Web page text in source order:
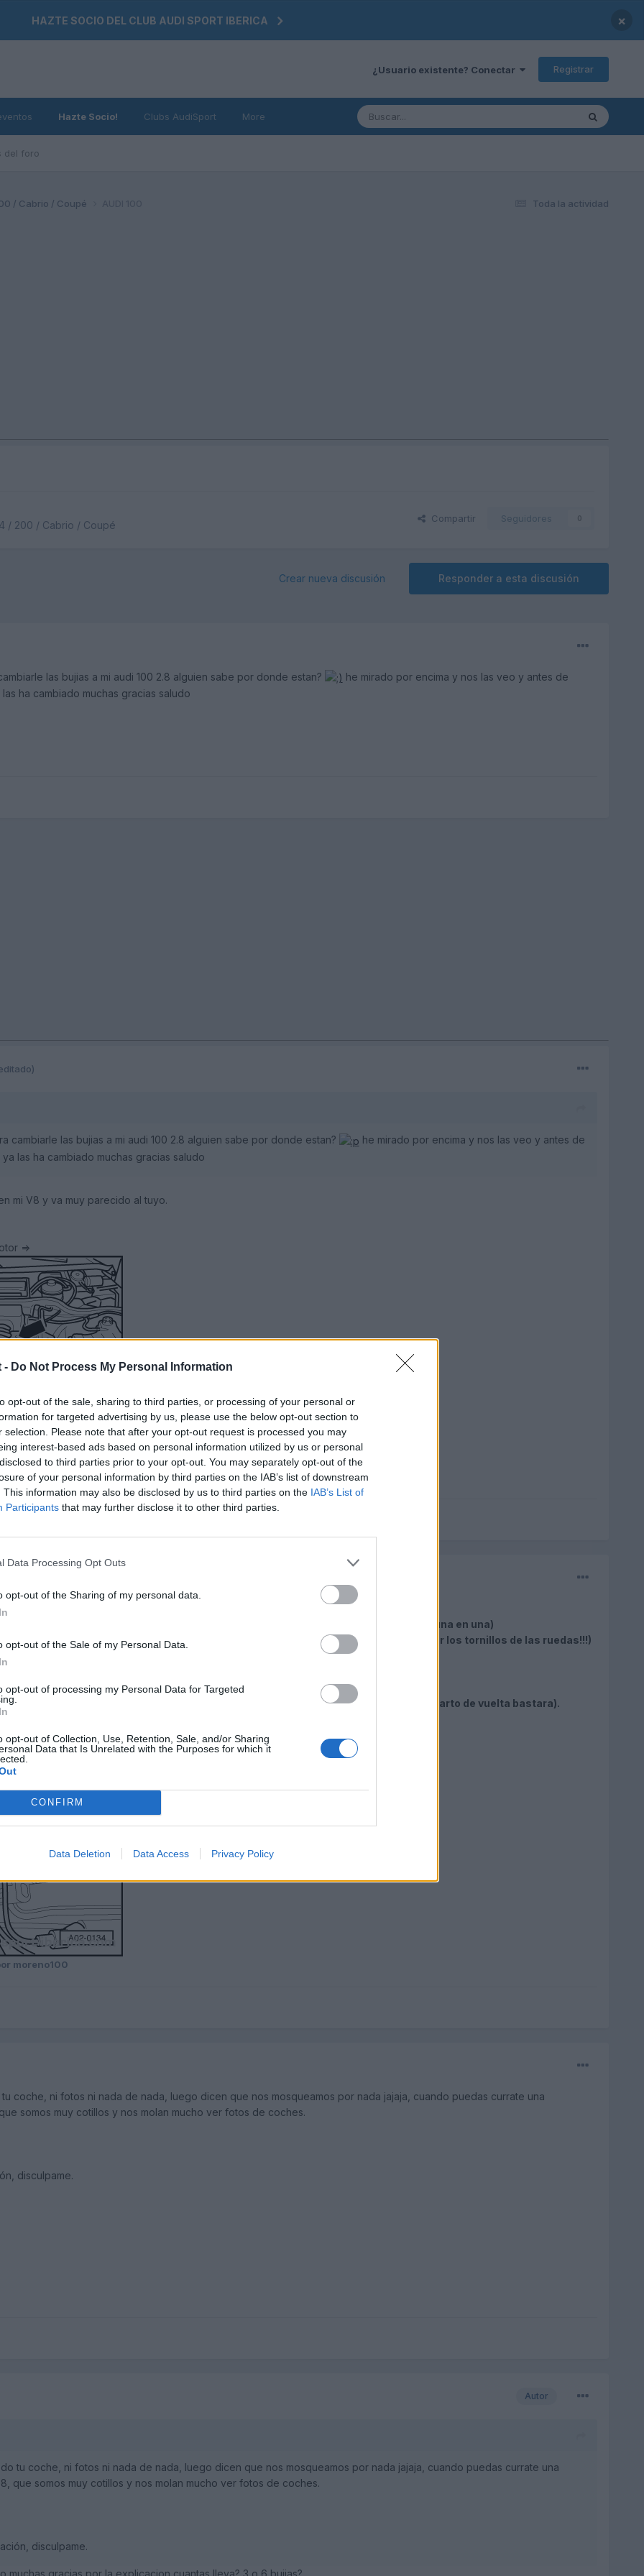
- Do Not Process My Personal Information
opt-out of the sale, sharing to third parties, or processing of your personal or
for targeted advertising by us, please use the below opt-out section to
selection. Please note that after your opt-out request is processed you may
interest-based ads based on personal information utilized by us or personal
to third parties prior to your opt-out. You may separately opt-out of the
of your personal information by third parties on the IAB’s list of downstream
This information may also be disclosed by us to third parties on the IAB’s List of
Participants that may further disclose it to other third parties.
Data Processing Opt Outs
opt-out of the Sharing of my personal data.
opt-out of the Sale of my Personal Data.
opt-out of processing my Personal Data for Targeted
opt-out of Collection, Use, Retention, Sale, and/or Sharing
Data that Is Unrelated with the Purposes for which it
CONFIRM
Data Deletion Data Access Privacy Policy
HAZTE SOCIO DEL CLUB AUDI SPORT IBERICA ×
¿Usuario existente? Conectar Registrar
del foro
Hazte Socio! Clubs AudiSport More
Toda la actividad
/ Cabrio / Coupé
/ 200 / Cabrio / Coupé
Compartir Seguidores 0
Responder a esta discusión
Crear nueva discusión
las bujias a mi audi 100 2.8 alguien sabe por donde estan?
he mirado por encima y nos las veo y antes de
ha cambiado muchas gracias saludo
cambiarle las bujias a mi audi 100 2.8 alguien sabe por donde estan?
he mirado por encima y nos las veo y antes de
las ha cambiado muchas gracias saludo
mi V8 y va muy parecido al tuyo.
=>
moreno100
el tubo de aspiración de aire -1- entre el filtro de aire y la unidad de la mariposa
desenchufar los conectores - flechas- de las bujías.
(Yo te aconsejo ir quitando de una en una)
utilizando la llave de bujías 3122 B.
(Esta llave la encuentras en la llave de quitar los tornillos de las ruedas!!!)
(Yo te aconsejo engrasar un poco la rosca de la nueva bujia)
los cables de encendido y los capuchones de bujías.
30 Nm (si no tienes dinamometrica, una vez que aprietes a tope con la mano, un cuarto de vuelta bastara).
moreno100
coche, ni fotos ni nada de nada, luego dicen que nos mosqueamos por nada jajaja, cuando puedas currate una
somos muy cotillos y nos molan mucho ver fotos de coches.
disculpame.
Autor
tu coche, ni fotos ni nada de nada, luego dicen que nos mosqueamos por nada jajaja, cuando puedas currate una
que somos muy cotillos y nos molan mucho ver fotos de coches.
disculpame.